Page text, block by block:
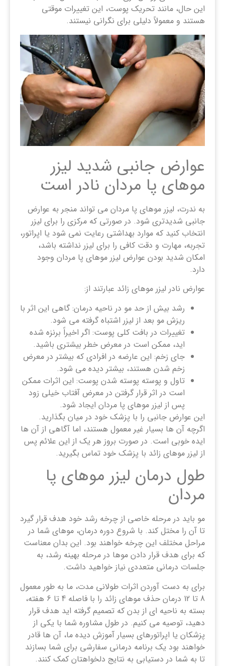
این حال، مانند تحریک پوست، این تغییرات موقتی
هستند و معمولاً دلیلی برای نگرانی نیستند.
عوارض جانبی شدید لیزر
موهای پا مردان نادر است
به ندرت، لیزر موهای پا مردان می تواند منجر به عوارض
جانبی شدیدتری شود. در صورتی که مرکزی را برای لیزر
انتخاب کنید که موارد بهداشتی رعایت نمی شود یا اپراتور،
تجربه، مهارت و دقت کافی را برای لیزر نداشته باشد،
امکان شدید بودن عوارض لیزر موهای پا مردان وجود
دارد.
عوارض نادر لیزر موهای زائد عبارتند از:
رشد بیش از حد مو در ناحیه درمان: گاهی این اثر با
ریزش مو بعد از لیزر اشتباه گرفته می شود.
تغییرات در بافت کلی پوست: اگر اخیراً برنزه شده
اید، ممکن است در معرض خطر بیشتری باشید.
جای زخم: این عارضه در افرادی که بیشتر در معرض
زخم شدن هستند، بیشتر دیده می شود.
تاول و پوسته پوسته شدن پوست: این اثرات ممکن
است در اثر قرار گرفتن در معرض آفتاب خیلی زود
پس از لیزر موهای پا مردان ایجاد شود.
این عوارض جانبی را با پزشک خود در میان بگذارید.
اگرچه آن ها بسیار غیر معمول هستند، اما آگاهی از آن ها
ایده خوبی است. در صورت بروز هر یک از این علائم پس
از لیزر موهای زائد با پزشک خود تماس بگیرید.
طول درمان لیزر موهای پا
مردان
مو باید در مرحله خاصی از چرخه رشد خود هدف قرار گیرد
تا آن را مختل کند. با شروع دوره درمان، موهای شما در
مراحل مختلف این چرخه خواهند بود. این بدان معناست
که برای هدف قرار دادن موها در مرحله بهینه رشد، به
جلسات درمانی متعددی نیاز خواهید داشت.
برای به دست آوردن اثرات طولانی مدت، ما به طور معمول
8 تا 12 درمان حذف موهای زائد را با فاصله 4 تا 6 هفته،
بسته به ناحیه ای از بدن که تصمیم گرفته اید هدف قرار
دهید، توصیه می کنیم. در طول مشاوره شما با یکی از
پزشکان یا اپراتورهای بسیار آموزش دیده ما، آن ها قادر
خواهند بود یک برنامه درمانی سفارشی برای شما بسازند
تا به شما در دستیابی به نتایج دلخواهتان کمک کنند.